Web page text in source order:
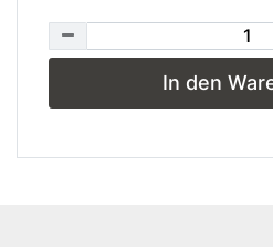
In den